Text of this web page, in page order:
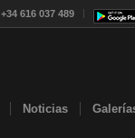
+34 616 037 489
Noticias